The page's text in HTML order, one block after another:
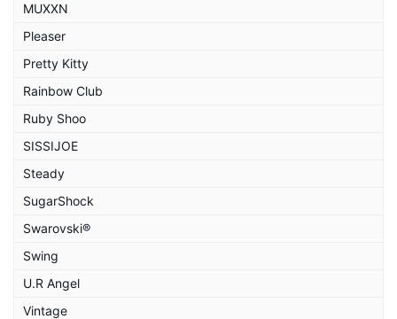
MUXXN
Pleaser
Pretty Kitty
Rainbow Club
Ruby Shoo
SISSIJOE
Steady
SugarShock
Swarovski®
Swing
U.R Angel
Vintage